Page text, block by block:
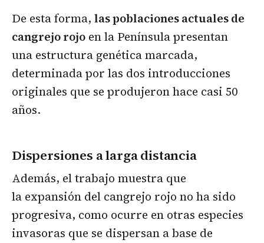
De esta forma, las poblaciones actuales de
cangrejo rojo en la Península presentan
una estructura genética marcada,
determinada por las dos introducciones
originales que se produjeron hace casi 50
años.
Dispersiones a larga distancia
Además, el trabajo muestra que
la expansión del cangrejo rojo no ha sido
progresiva, como ocurre en otras especies
invasoras que se dispersan a base de